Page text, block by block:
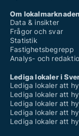
Om lokalmarknaden
Data & insikter
Frågor och svar
Statistik
Fastighetsbegrepp
Analys- och
Lediga lokaler i
Lediga lokaler att
Lediga lokaler att
Lediga lokaler att
Lediga lokaler att
Lediga lokaler att